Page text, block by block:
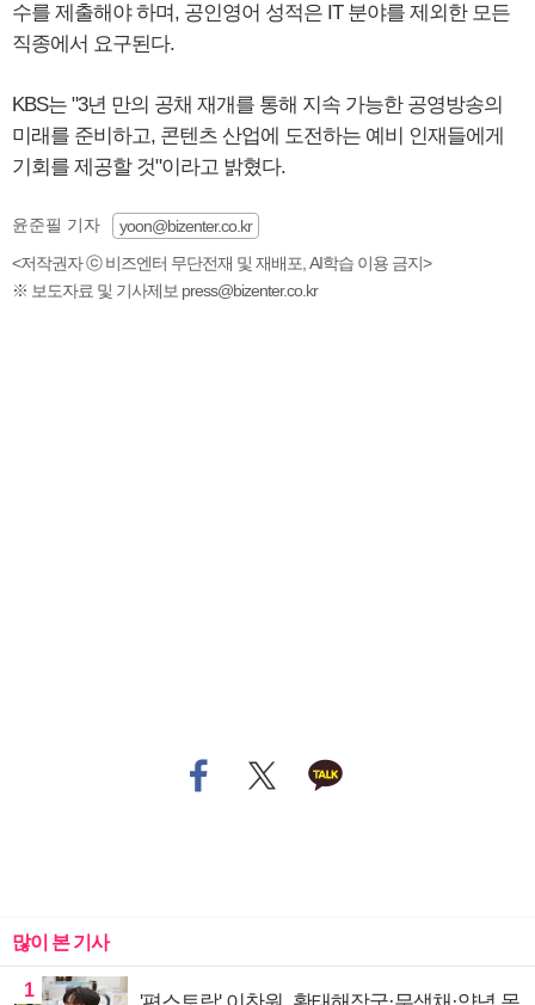
수를 제출해야 하며, 공인영어 성적은 IT 분야를 제외한 모든
직종에서 요구된다.
KBS는 "3년 만의 공채 재개를 통해 지속 가능한 공영방송의
미래를 준비하고, 콘텐츠 산업에 도전하는 예비 인재들에게
기회를 제공할 것"이라고 밝혔다.
윤준필 기자
yoon@bizenter.co.kr
<저작권자 ⓒ 비즈엔터 무단전재 및 재배포, AI학습 이용 금지>
※ 보도자료 및 기사제보 press@bizenter.co.kr
많이 본 기사
1